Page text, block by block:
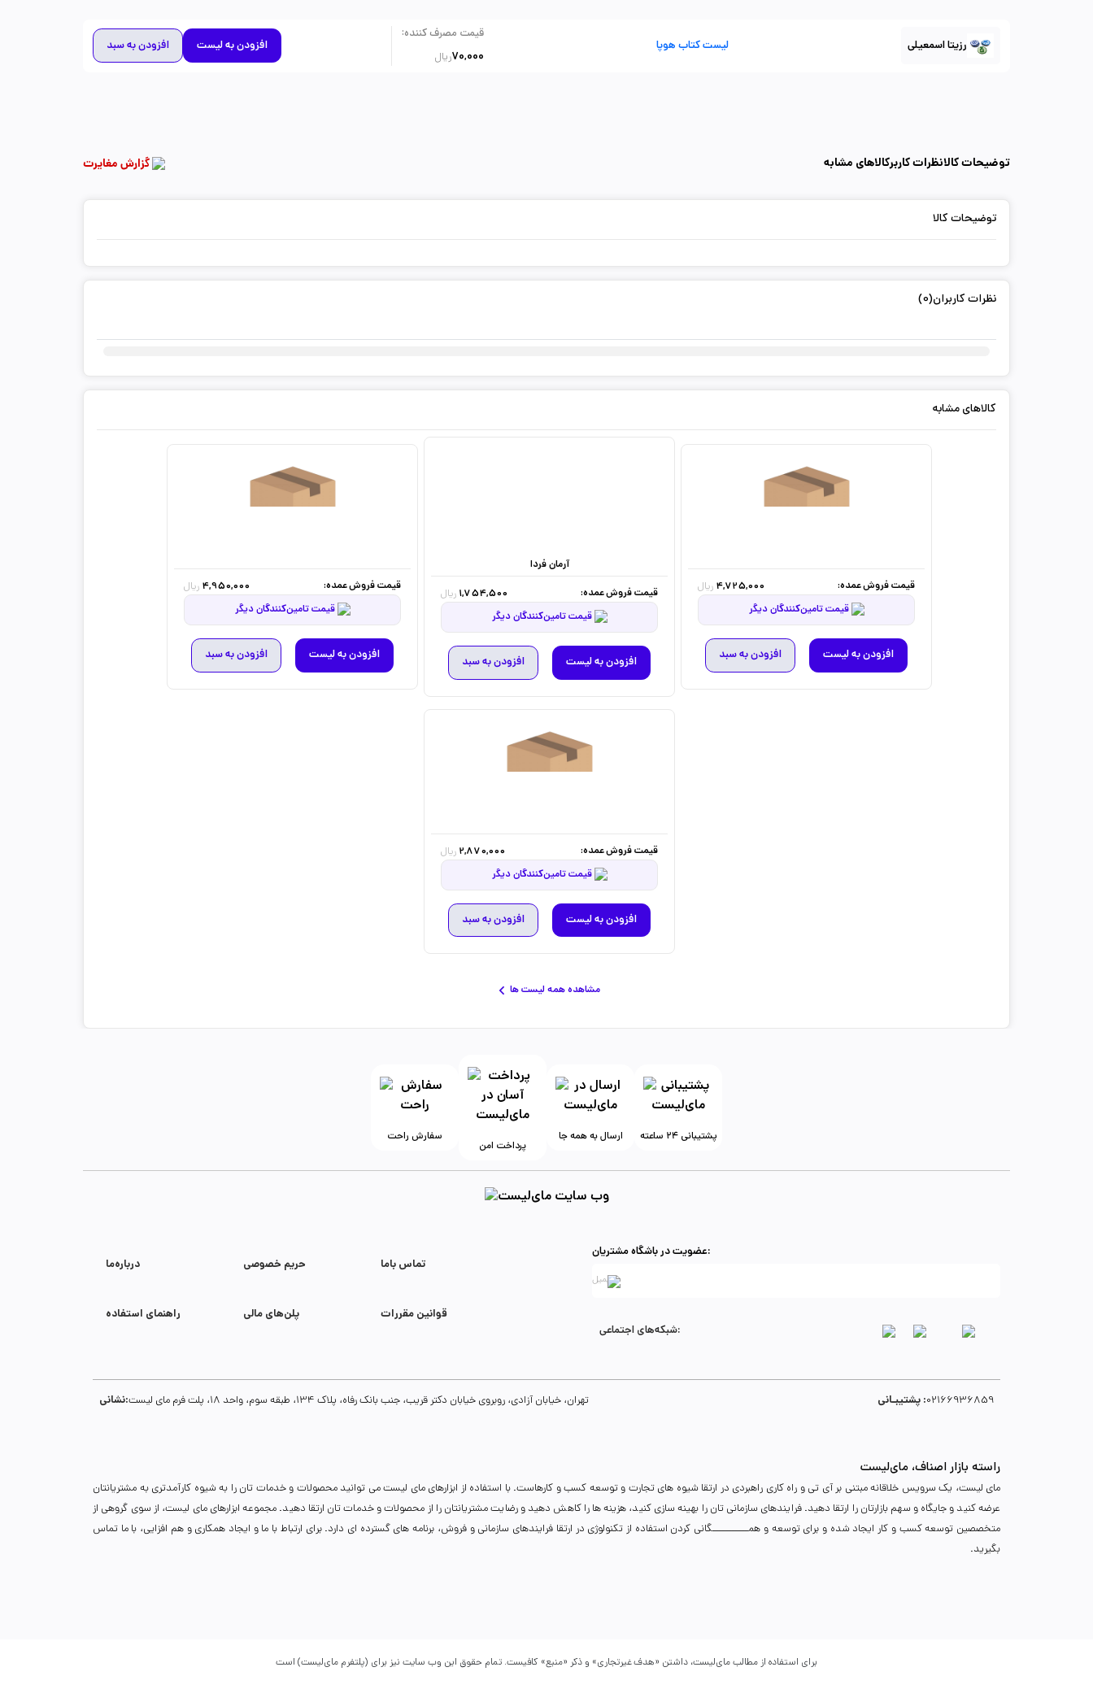
رزیتا اسمعیلی لیست کتاب هوپا
قیمت مصرف کننده:
70,000ریال
افزودن به لیست افزودن به سبد
توضیحات کالانظرات کاربرکالاهای مشابه گزارش مغایرت
توضیحات کالا
نظرات کاربران(0)
کالاهای مشابه
قیمت فروش عمده: 4,725,000 ریال
قیمت تامین‌کنندگان دیگر
افزودن به لیست افزودن به سبد
آرمان فردا
قیمت فروش عمده:
1,754,500 ریال
قیمت تامین‌کنندگان دیگر
افزودن به لیست افزودن به سبد
قیمت فروش عمده: 4,950,000 ریال
قیمت تامین‌کنندگان دیگر
افزودن به لیست افزودن به سبد
قیمت فروش عمده: 2,870,000 ریال
قیمت تامین‌کنندگان دیگر
افزودن به لیست افزودن به سبد
مشاهده همه لیست ها
سفارش راحت
پرداخت امن
ارسال به همه جا پشتیبانی ۲۴ ساعته
درباره‌ما حریم خصوصی تماس با‌ما
راهنمای استفاده پلن‌های مالی قوانین مقررات
عضویت در باشگاه مشتریان:
شبکه‌های اجتماعی:
نشانی: تهران، خیابان آزادی، روبروی خیابان دکتر قریب، جنب بانک رفاه، پلاک 134، طبقه سوم، واحد 18، پلت فرم مای لیست پشتیبـانی :02166936859
راسته بازار اصناف، مای‌لیست
مای لیست، یک سرویس خلاقانه مبتنی بر آی تی و راه کاری راهبردی در ارتقا شیوه های تجارت و توسعه کسب و کارهاست. با استفاده از ابزارهای مای لیست می توانید محصولات و خدمات تان را به شیوه کارآمدتری به مشتریانتان
عرضه کنید و جایگاه و سهم بازارتان را ارتقا دهید. فرایندهای سازمانی تان را بهینه سازی کنید، هزینه ها را کاهش دهید و رضایت مشتریانتان را از محصولات و خدمات تان ارتقا دهید. مجموعه ابزارهای مای لیست، از سوی گروهی از
متخصصین توسعه کسب و کار ایجاد شده و برای توسعه و همـــــــــــگانی کردن استفاده از تکنولوژی در ارتقا فرایندهای سازمانی و فروش، برنامه های گسترده ای دارد. برای ارتباط با ما و ایجاد همکاری و هم افزایی، با ما تماس
بگیرید.
برای استفاده از مطالب مای‌لیست، داشتن «هدف غیرتجاری» و ذکر «منبع» کافیست. تمام حقوق اين وب ‌سايت نیز برای (پلتفرم مای‌لیست) است